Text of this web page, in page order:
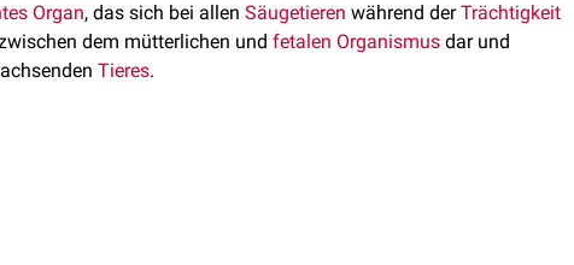
Organ, das sich bei allen Säugetieren während derTrächtigkeit
dem mütterlichen und fetalen Organismus dar und
Tieres.